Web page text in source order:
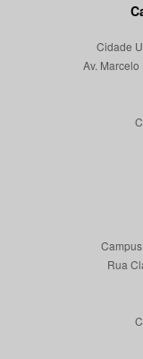
Cidade
Av.
Rua